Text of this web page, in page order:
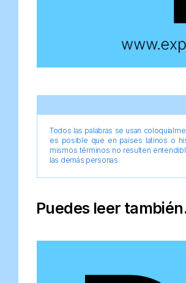
Todos las palabras se usan
es posible que en países latinos o
mismos términos no resulten
las demás personas
Puedes leer